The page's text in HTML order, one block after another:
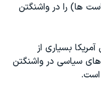
ها) را در واشنگتن
بسیاری از
سیاسی در واشنگتن